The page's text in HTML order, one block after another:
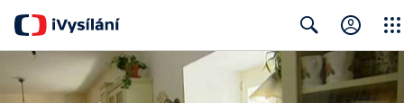
Search Close